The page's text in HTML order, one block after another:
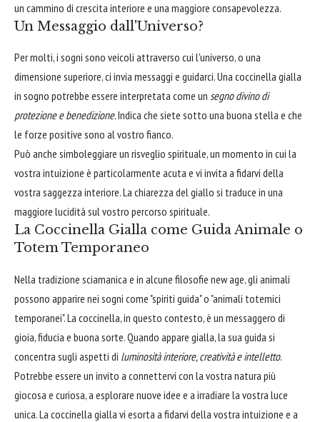
un cammino di crescita interiore e una maggiore consapevolezza.
Un Messaggio dall'Universo?
Per molti, i sogni sono veicoli attraverso cui l'universo, o una
dimensione superiore, ci invia messaggi e guidarci. Una coccinella gialla
in sogno potrebbe essere interpretata come un segno divino di
protezione e benedizione. Indica che siete sotto una buona stella e che
le forze positive sono al vostro fianco.
Può anche simboleggiare un risveglio spirituale, un momento in cui la
vostra intuizione è particolarmente acuta e vi invita a fidarvi della
vostra saggezza interiore. La chiarezza del giallo si traduce in una
maggiore lucidità sul vostro percorso spirituale.
La Coccinella Gialla come Guida Animale o
Totem Temporaneo
Nella tradizione sciamanica e in alcune filosofie new age, gli animali
possono apparire nei sogni come "spiriti guida" o "animali totemici
temporanei". La coccinella, in questo contesto, è un messaggero di
gioia, fiducia e buona sorte. Quando appare gialla, la sua guida si
concentra sugli aspetti di luminosità interiore, creatività e intelletto.
Potrebbe essere un invito a connettervi con la vostra natura più
giocosa e curiosa, a esplorare nuove idee e a irradiare la vostra luce
unica. La coccinella gialla vi esorta a fidarvi della vostra intuizione e a